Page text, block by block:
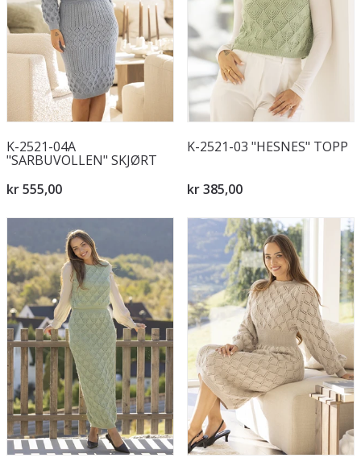
K-2521-04A
"SARBUVOLLEN" SKJØRT
kr 555,00
K-2521-03 "HESNES" TOPP
kr 385,00